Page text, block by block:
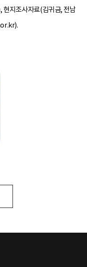
현지조사자료(김귀금, 전남